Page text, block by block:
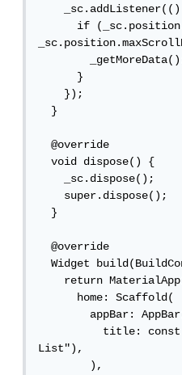
      if (_sc.position.pixels ==
      }
    });
  }
  @override
  void dispose() {
    super.dispose();
  }
  @override
  Widget build(BuildContext context) {
    return MaterialApp(
      home: Scaffold(
        appBar: AppBar(
          title: const Text("Lazy Load Large
List"),
        ),